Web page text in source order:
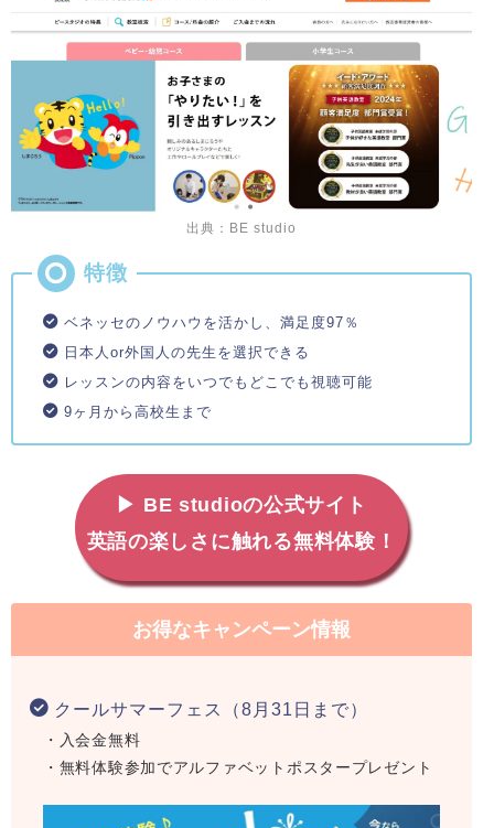
出典：BE studio
ベネッセのノウハウを活かし、満足度97％
日本人or外国人の先生を選択できる
レッスンの内容をいつでもどこでも視聴可能
9ヶ月から高校生まで
▶ BE studioの公式サイト
英語の楽しさに触れる無料体験！
お得なキャンペーン情報
クールサマーフェス（8月31日まで）
・入会金無料
・無料体験参加でアルファベットポスタープレゼント